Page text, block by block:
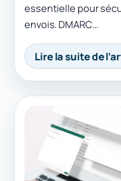
essentielle pour
envois. DMARC…
Lire la suite de